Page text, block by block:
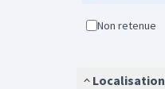
Non retenue
Localisation